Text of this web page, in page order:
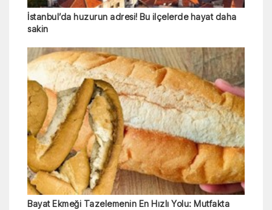
İstanbul’da huzurun adresi! Bu ilçelerde hayat daha
sakin
Bayat Ekmeği Tazelemenin En Hızlı Yolu: Mutfakta